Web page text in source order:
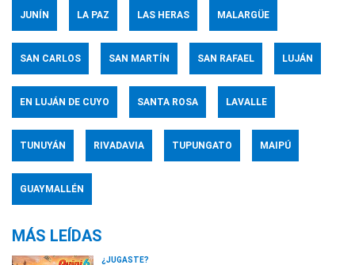
JUNÍN LA PAZ LAS HERAS MALARGÜE
SAN CARLOS SAN MARTÍN SAN RAFAEL LUJÁN
EN LUJÁN DE CUYO SANTA ROSA LAVALLE
TUNUYÁN RIVADAVIA TUPUNGATO MAIPÚ
GUAYMALLÉN
MÁS LEÍDAS
¿JUGASTE?